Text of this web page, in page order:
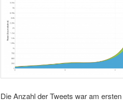
Die Anzahl der Tweets war am